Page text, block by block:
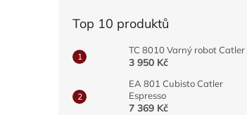
Top 10 produktů
TC 8010 Varný robot Catler
3 950 Kč
EA 801 Cubisto Catler
Espresso
7 369 Kč